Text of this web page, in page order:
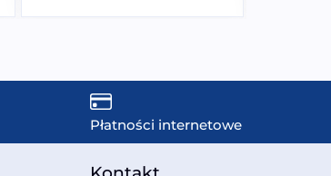
Płatności internetowe